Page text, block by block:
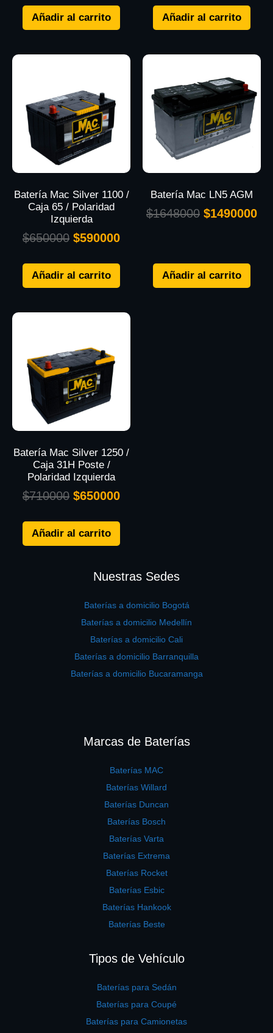
Añadir al carrito Añadir al carrito
Batería Mac Silver 1100 /
Caja 65 / Polaridad
Izquierda
$650000 $590000
Añadir al carrito
Batería Mac LN5 AGM
$1648000 $1490000
Añadir al carrito
Batería Mac Silver 1250 /
Caja 31H Poste /
Polaridad Izquierda
$710000 $650000
Añadir al carrito
Nuestras Sedes
Baterías a domicilio Bogotá
Baterías a domicilio Medellín
Baterías a domicilio Cali
Baterías a domicilio Barranquilla
Baterías a domicilio Bucaramanga
Marcas de Baterías
Baterías MAC
Baterías Willard
Baterías Duncan
Baterías Bosch
Baterías Varta
Baterías Extrema
Baterías Rocket
Baterías Esbic
Baterías Hankook
Baterías Beste
Tipos de Vehículo
Baterías para Sedán
Baterías para Coupé
Baterías para Camionetas